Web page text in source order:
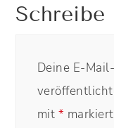
Deine E-
mit * markiert